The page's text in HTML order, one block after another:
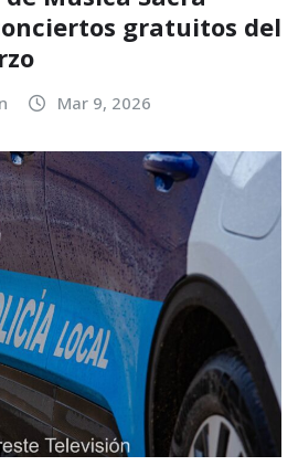
gratuitos del
Mar 9, 2026